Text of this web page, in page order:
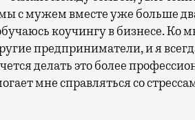
с мужем вместе уже больше
коучингу в бизнесе. Ко
предприниматели, и я
делать это более
мне справляться со